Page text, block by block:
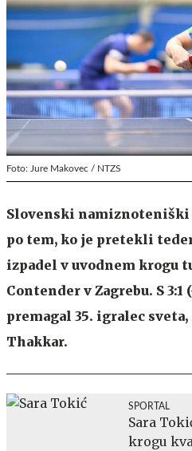
Foto: Jure Makovec / NTZS
Slovenski namiznoteniški
po tem, ko je pretekli
izpadel v uvodnem krogu
Contender v Zagrebu. S 3:1
premagal 35. igralec
Thakkar.
SPORTAL
Sara
krogu